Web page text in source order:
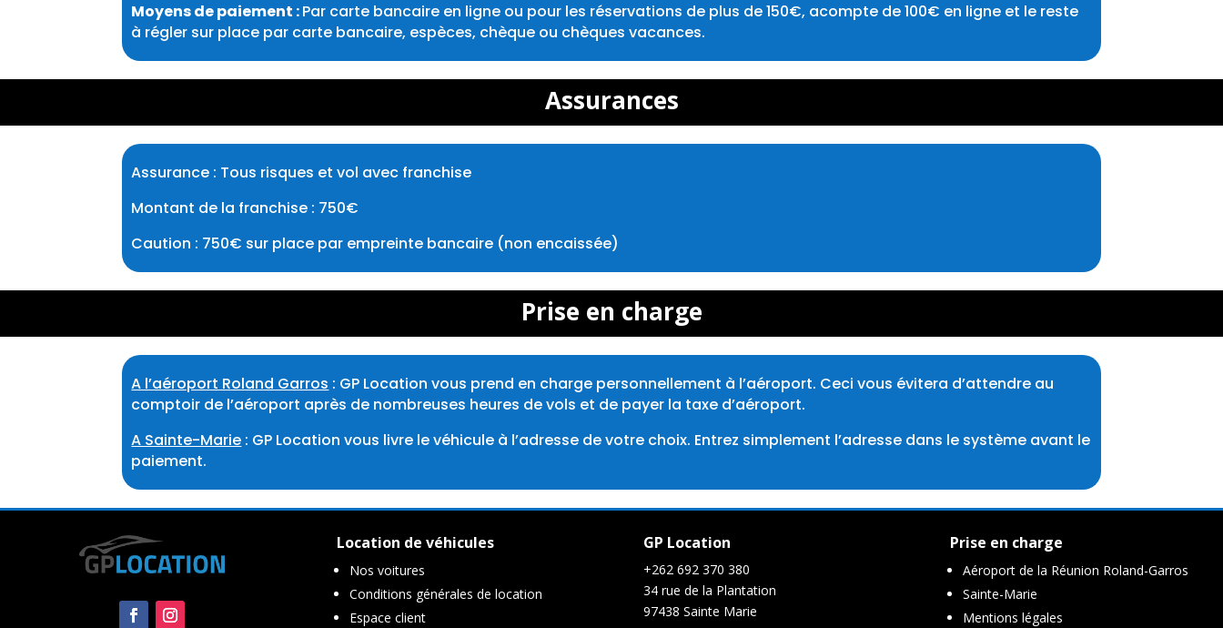
Moyens de paiement :Par carte bancaire en ligne ou pour les réservations de plus de 150€, acompte de 100€ en ligne et le reste
à régler sur place par carte bancaire, espèces, chèque ou chèques vacances.
Assurances
Assurance : Tous risques et vol avec franchise
Montant de la franchise : 750€
Caution : 750€ sur place par empreinte bancaire (non encaissée)
Prise en charge
A l’aéroport Roland Garros : GP Location vous prend en charge personnellement à l’aéroport. Ceci vous évitera d’attendre au
comptoir de l’aéroport après de nombreuses heures de vols et de payer la taxe d’aéroport.
A Sainte-Marie : GP Location vous livre le véhicule à l’adresse de votre choix. Entrez simplement l’adresse dans le système avant le
paiement.
Location de véhicules
Nos voitures
Conditions générales de location
Espace client
GP Location
+262 692 370 380
34 rue de la Plantation
97438 Sainte Marie
Prise en charge
Aéroport de la Réunion Roland-Garros
Sainte-Marie
Mentions légales